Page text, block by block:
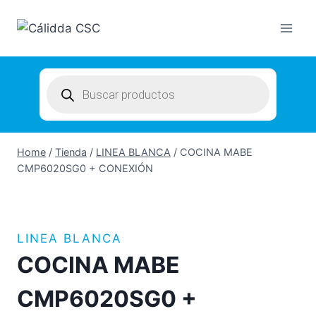
search
Home / Tienda / LINEA BLANCA / COCINA MABE
CMP6020SG0 + CONEXIÓN
LINEA BLANCA
COCINA MABE
CMP6020SG0 +